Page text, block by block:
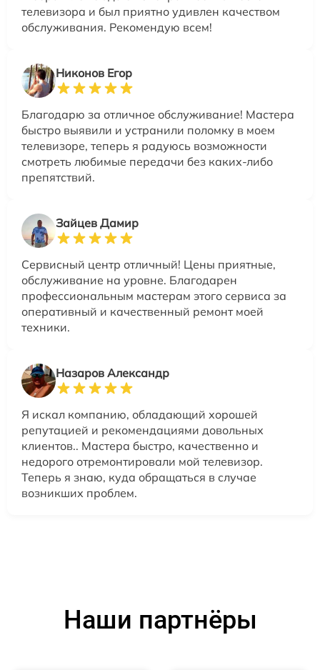
телевизора и был приятно удивлен качеством
обслуживания. Рекомендую всем!
Никонов Егор
Благодарю за отличное обслуживание! Мастера
быстро выявили и устранили поломку в моем
телевизоре, теперь я радуюсь возможности
смотреть любимые передачи без каких-либо
препятствий.
Зайцев Дамир
Сервисный центр отличный! Цены приятные,
обслуживание на уровне. Благодарен
профессиональным мастерам этого сервиса за
оперативный и качественный ремонт моей
техники.
Назаров Александр
Я искал компанию, обладающий хорошей
репутацией и рекомендациями довольных
клиентов.. Мастера быстро, качественно и
недорого отремонтировали мой телевизор.
Теперь я знаю, куда обращаться в случае
возникших проблем.
Наши партнёры